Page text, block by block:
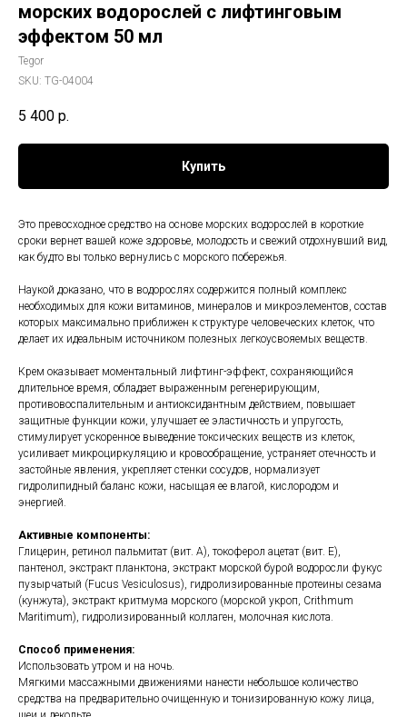
морских водорослей с лифтинговым
эффектом 50 мл
Tegor
SKU: TG-04004
5 400 р.
Купить
Это превосходное средство на основе морских водорослей в короткие
сроки вернет вашей коже здоровье, молодость и свежий отдохнувший вид,
как будто вы только вернулись с морского побережья.
Наукой доказано, что в водорослях содержится полный комплекс
необходимых для кожи витаминов, минералов и микроэлементов, состав
которых максимально приближен к структуре человеческих клеток, что
делает их идеальным источником полезных легкоусвояемых веществ.
Крем оказывает моментальный лифтинг-эффект, сохраняющийся
длительное время, обладает выраженным регенерирующим,
противовоспалительным и антиоксидантным действием, повышает
защитные функции кожи, улучшает ее эластичность и упругость,
стимулирует ускоренное выведение токсических веществ из клеток,
усиливает микроциркуляцию и кровообращение, устраняет отечность и
застойные явления, укрепляет стенки сосудов, нормализует
гидролипидный баланс кожи, насыщая ее влагой, кислородом и
энергией.
Активные компоненты:
Глицерин, ретинол пальмитат (вит. А), токоферол ацетат (вит. Е),
пантенол, экстракт планктона, экстракт морской бурой водоросли фукус
пузырчатый (Fucus Vesiculosus), гидролизированные протеины сезама
(кунжута), экстракт критмума морского (морской укроп, Crithmum
Maritimum), гидролизированный коллаген, молочная кислота.
Способ применения:
Использовать утром и на ночь.
Мягкими массажными движениями нанести небольшое количество
средства на предварительно очищенную и тонизированную кожу лица,